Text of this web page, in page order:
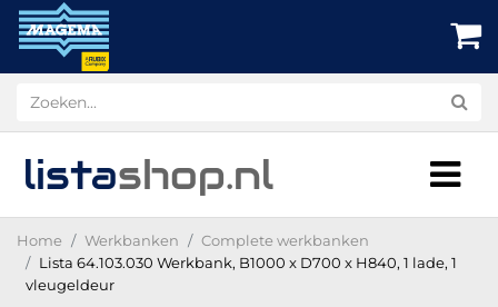
listashop.nl
Home Werkbanken
Complete werkbanken
Lista 64.103.030 Werkbank, B1000 x D700 x H840, 1 lade, 1
vleugeldeur